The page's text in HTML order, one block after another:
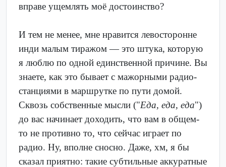
вправе ущемлять моё достоинство?
И тем не менее, мне нравится левосторонне
инди малым тиражом — это штука, которую
я люблю по одной единственной причине. Вы
знаете, как это бывает с мажорными радио-
станциями в маршрутке по пути домой.
Сквозь собственные мысли ("Еда, еда, еда")
до вас начинает доходить, что вам в общем-
то не противно то, что сейчас играет по
радио. Ну, вполне сносно. Даже, хм, я бы
сказал приятно: такие субтильные аккуратные